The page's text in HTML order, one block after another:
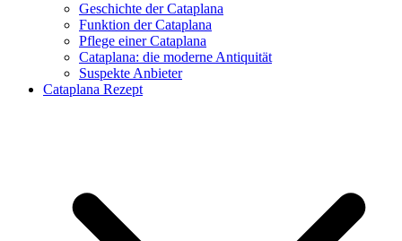
Geschichte der Cataplana
Funktion der Cataplana
Pflege einer Cataplana
Cataplana: die moderne Antiquität
Suspekte Anbieter
Cataplana Rezept